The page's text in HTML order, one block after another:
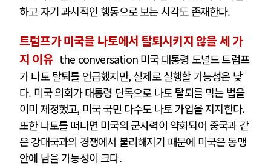
하고 자기 과시적인 행동으로 보는 시각도 존재한다.
트럼프가 미국을 나토에서 탈퇴시키지 않을 세 가
지 이유 the conversation 미국 대통령 도널드 트럼프
가 나토 탈퇴를 언급했지만, 실제로 실행할 가능성은 낮
다. 미국 의회가 대통령 단독으로 나토 탈퇴를 막는 법을
이미 제정했고, 미국 국민 다수도 나토 가입을 지지한다.
또한 나토를 떠나면 미국의 군사력이 약화되어 중국과 같
은 강대국과의 경쟁에서 불리해지기 때문에 미국은 동맹
안에 남을 가능성이 크다.